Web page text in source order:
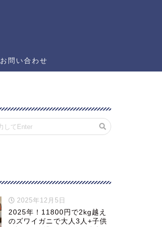
お問い合わせ
2025年12月5日
2025年！11800円で2kg越え
のズワイガニで大人3人+子供